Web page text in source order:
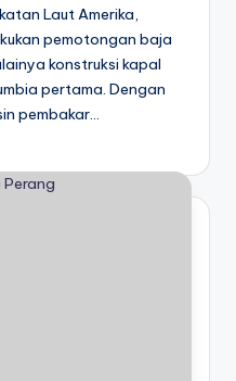
Laut Amerika,
pemotongan baja
konstruksi kapal
pertama. Dengan
pembakar…